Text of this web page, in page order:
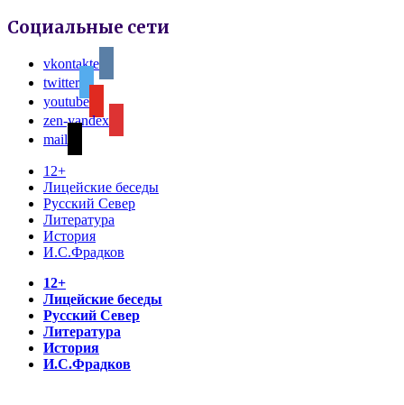
Социальные сети
vkontakte
twitter
youtube
zen-yandex
mail
12+
Лицейские беседы
Русский Север
Литература
История
И.С.Фрадков
12+
Лицейские беседы
Русский Север
Литература
История
И.С.Фрадков